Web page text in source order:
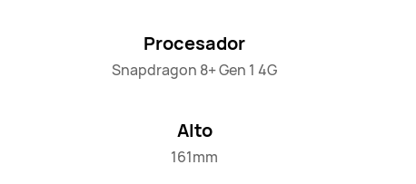
Procesador
Snapdragon 8+ Gen 1 4G
Alto
161mm